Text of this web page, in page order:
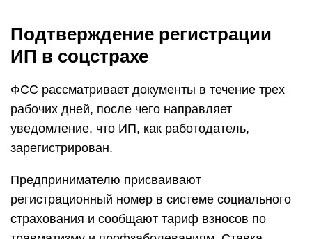
Подтверждение регистрации
ИП в соцстрахе
ФСС рассматривает документы в течение трех
рабочих дней, после чего направляет
уведомление, что ИП, как работодатель,
зарегистрирован.
Предпринимателю присваивают
регистрационный номер в системе социального
страхования и сообщают тариф взносов по